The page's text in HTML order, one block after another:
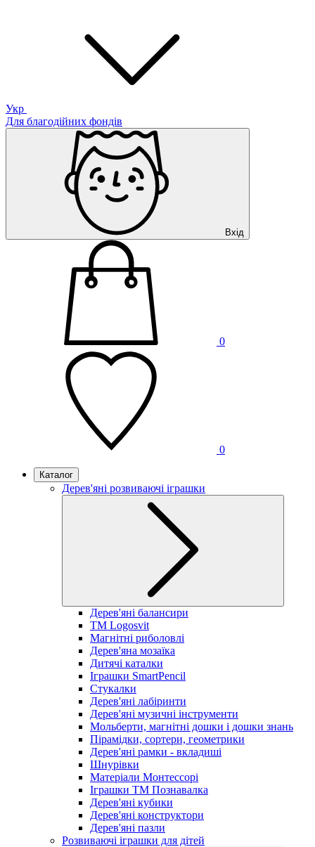
Укр
Для благодійних фондів
Вхід
0
0
Каталог
Дерев'яні розвиваючі іграшки
Дерев'яні балансири
TM Logosvit
Магнітні риболовлі
Дерев'яна мозаїка
Дитячі каталки
Іграшки SmartPencil
Стукалки
Дерев'яні лабіринти
Дерев'яні музичні інструменти
Мольберти, магнітні дошки і дошки знань
Пірамідки, сортери, геометрики
Дерев'яні рамки - вкладиші
Шнурівки
Матеріали Монтессорі
Іграшки ТМ Познавалка
Дерев'яні кубики
Дерев'яні конструктори
Дерев'яні пазли
Розвиваючі іграшки для дітей